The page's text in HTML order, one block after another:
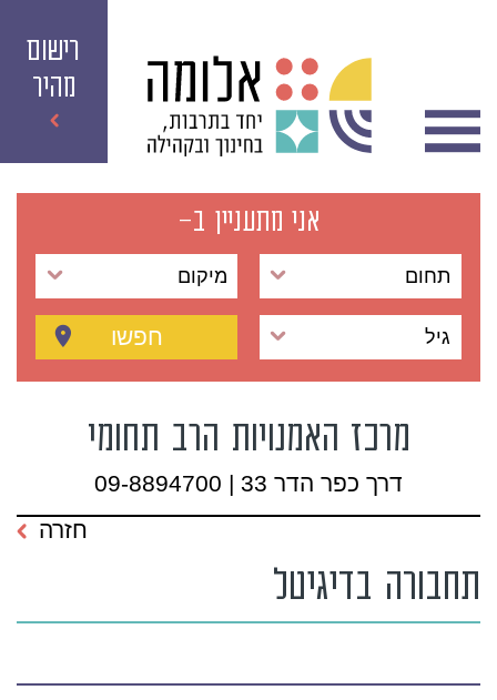
רישום
מהיר
אני מתעניין ב-
תחום מיקום
גיל חפשו
מרכז האמנויות הרב תחומי
דרך כפר הדר 33 | 09-8894700
תחבורה בדיגיטל
חזרה